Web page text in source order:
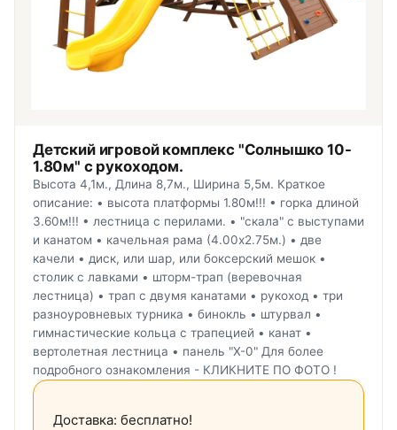
Детский игровой комплекс "Солнышко 10-
1.80м" с рукоходом.
Высота 4,1м., Длина 8,7м., Ширина 5,5м. Краткое
описание: • высота платформы 1.80м!!! • горка длиной
3.60м!!! • лестница с перилами. • "скала" с выступами
и канатом • качельная рама (4.00х2.75м.) • две
качели • диск, или шар, или боксерский мешок •
столик с лавками • шторм-трап (веревочная
лестница) • трап с двумя канатами • рукоход • три
разноуровневых турника • бинокль • штурвал •
гимнастические кольца с трапецией • канат •
вертолетная лестница • панель "Х-0" Для более
подробного ознакомления - КЛИКНИТЕ ПО ФОТО !
Доставка: бесплатно!